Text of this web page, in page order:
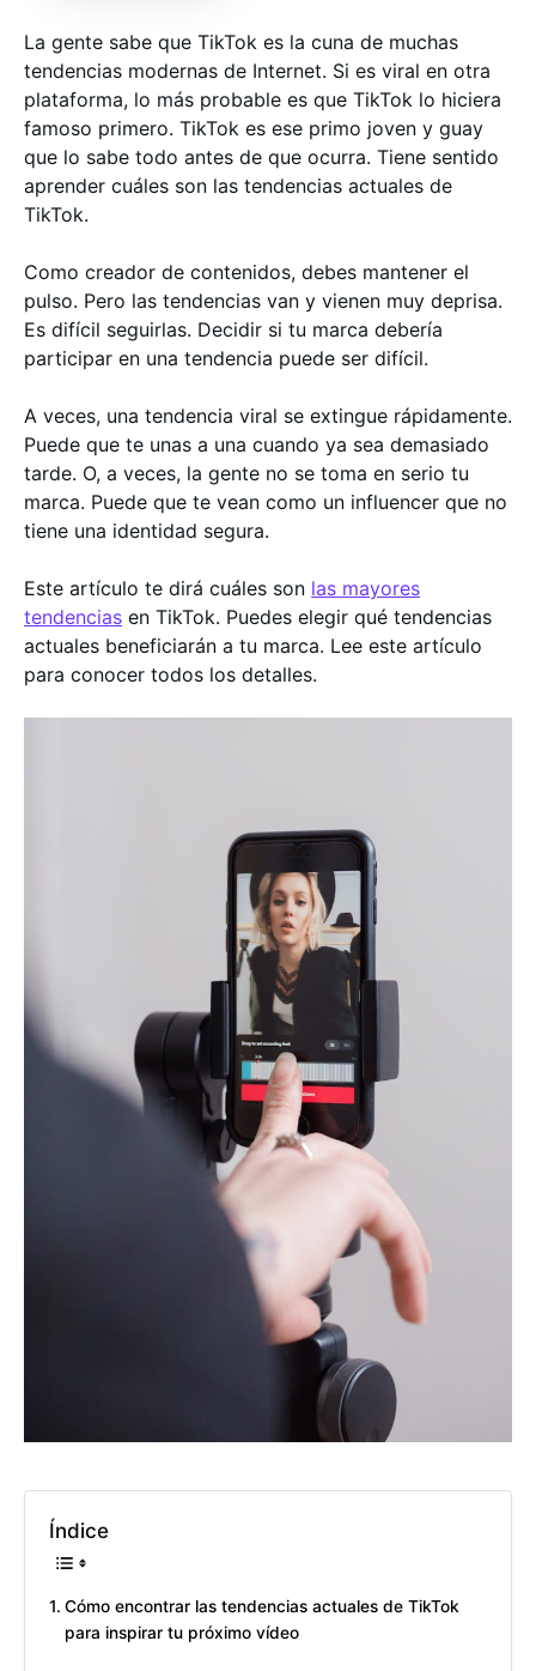
La gente sabe que TikTok es la cuna de muchas
tendencias modernas de Internet. Si es viral en otra
plataforma, lo más probable es que TikTok lo hiciera
famoso primero. TikTok es ese primo joven y guay
que lo sabe todo antes de que ocurra. Tiene sentido
aprender cuáles son las tendencias actuales de
TikTok.
Como creador de contenidos, debes mantener el
pulso. Pero las tendencias van y vienen muy deprisa.
Es difícil seguirlas. Decidir si tu marca debería
participar en una tendencia puede ser difícil.
A veces, una tendencia viral se extingue rápidamente.
Puede que te unas a una cuando ya sea demasiado
tarde. O, a veces, la gente no se toma en serio tu
marca. Puede que te vean como un influencer que no
tiene una identidad segura.
Este artículo te dirá cuáles son las mayores
tendencias en TikTok. Puedes elegir qué tendencias
actuales beneficiarán a tu marca. Lee este artículo
para conocer todos los detalles.
Índice
Cómo encontrar las tendencias actuales de TikTok
para inspirar tu próximo vídeo